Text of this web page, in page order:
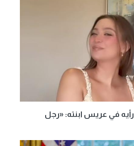
في عريس ابنته: «رجل